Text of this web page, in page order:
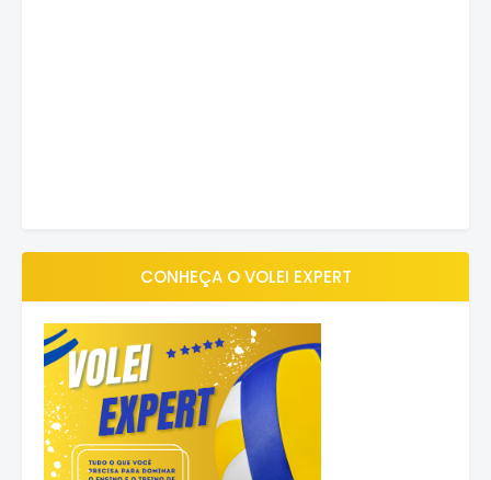
CONHEÇA O VOLEI EXPERT